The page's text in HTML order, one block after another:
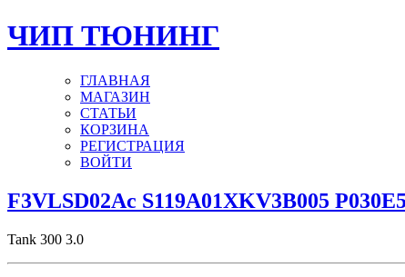
ЧИП ТЮНИНГ
ГЛАВНАЯ
МАГАЗИН
СТАТЬИ
КОРЗИНА
РЕГИСТРАЦИЯ
ВОЙТИ
F3VLSD02Ac S119A01XKV3B005
Tank 300 3.0